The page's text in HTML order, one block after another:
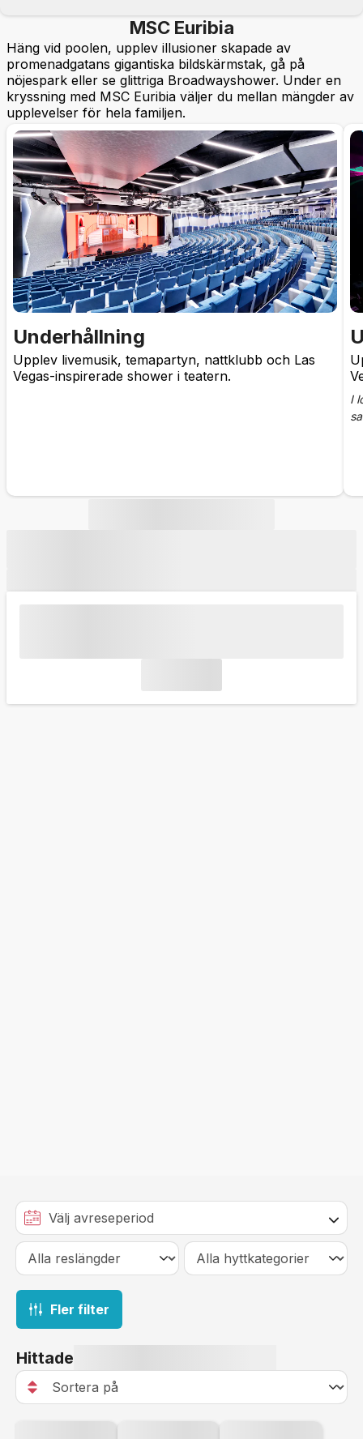
MSC Euribia
Häng vid poolen, upplev illusioner skapade av
promenadgatans gigantiska bildskärmstak, gå på
nöjespark eller se glittriga Broadwayshower. Under en
kryssning med MSC Euribia väljer du mellan mängder av
upplevelser för hela familjen.
Underhållning
Upplev livemusik, temapartyn, nattklubb och Las
Vegas-inspirerade shower i teatern.
I
Fler filter
Hittade